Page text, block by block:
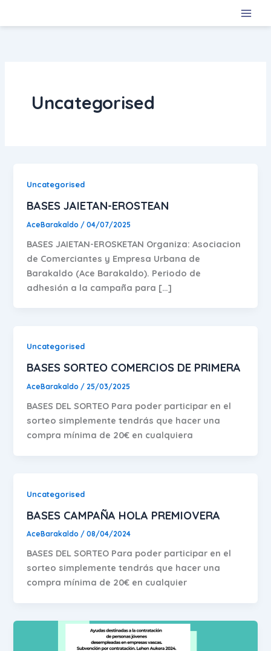
Uncategorised
Uncategorised
BASES JAIETAN-EROSTEAN
AceBarakaldo /04/07/2025
BASES JAIETAN-EROSKETAN Organiza: Asociacion
de Comerciantes y Empresa Urbana de
Barakaldo (Ace Barakaldo). Periodo de
adhesión a la campaña para […]
Uncategorised
BASES SORTEO COMERCIOS DE PRIMERA
AceBarakaldo / 25/03/2025
BASES DEL SORTEO Para poder participar en el
sorteo simplemente tendrás que hacer una
compra mínima de 20€ en cualquiera
Uncategorised
BASES CAMPAÑA HOLA PREMIOVERA
AceBarakaldo /08/04/2024
BASES DEL SORTEO Para poder participar en el
sorteo simplemente tendrás que hacer una
compra mínima de 20€ en cualquier